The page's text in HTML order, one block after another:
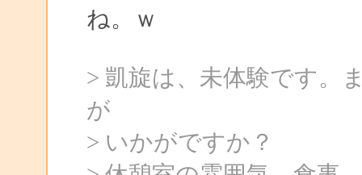
ね。ｗ
> 凱旋は、未体験です。
が
> いかがですか？